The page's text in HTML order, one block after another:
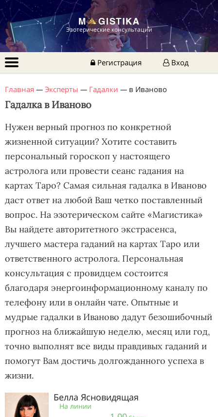
Эзотерические консультации
Регистрация Вход
Главная — Эксперты — Гадалки — в Иваново
Гадалка в Иваново
Нужен верный прогноз по конкретной
жизненной ситуации? Хотите составить
персональный гороскоп у настоящего
астролога или провести сеанс гадания на
картах Таро? Самая сильная гадалка в Иваново
даст ответ на любой Ваш четко поставленный
вопрос. На эзотерическом сайте «Магистика»
Вы найдете авторитетного экстрасенса,
лучшего мастера гаданий на картах Таро или
ответственного астролога. Персональная
консультация с провидцем состоится
благодаря энергоинформационному каналу по
телефону или в онлайн чате. Опытные и
мудрые гадалки в Иваново дадут безошибочный
прогноз на ближайшую неделю, месяц или год,
точно выполнят все виды правдивых гаданий и
помогут Вам достичь долгожданного успеха в
жизни.